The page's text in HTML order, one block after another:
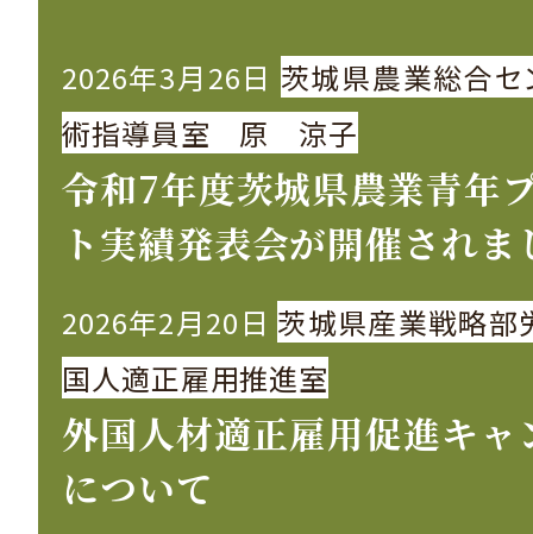
2026年3月26日 茨城県農業総合セ
術指導員室 原 涼子
令和7年度茨城県農業青年
ト実績発表会が開催されま
2026年2月20日 茨城県産業戦略部
国人適正雇用推進室
外国人材適正雇用促進キャ
について